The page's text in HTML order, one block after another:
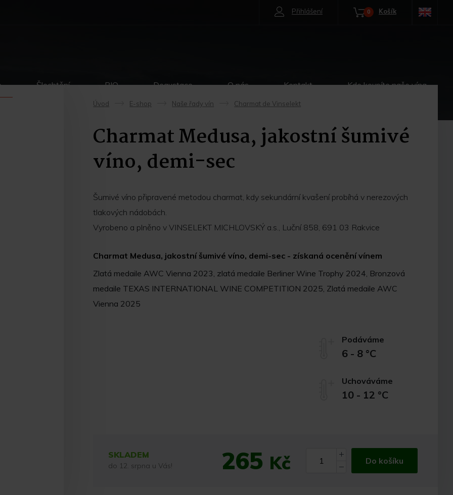
Košík
0
Přihlášení
Šlechtění BIO Degustace O nás Kontakt Kde koupíte naše vína
Úvod ->
E-shop ->
Naše řady vín ->
Charmat de Vinselekt
Charmat Medusa, jakostní šumivé
víno, demi-sec
Šumivé víno připravené metodou charmat, kdy sekundární kvašení probíhá v nerezových
tlakových nádobách.
Vyrobeno a plněno v VINSELEKT MICHLOVSKÝ a.s., Luční 858, 691 03 Rakvice
Charmat Medusa, jakostní šumivé víno, demi-sec - získaná ocenění vínem
Zlatá medaile AWC Vienna 2023, zlatá medaile Berliner Wine Trophy 2024, Bronzová
medaile TEXAS INTERNATIONAL WINE COMPETITION 2025, Zlatá medaile AWC
Vienna 2025
Podáváme
6 - 8 °C
Uchováváme
10 - 12 °C
SKLADEM
do 12. srpna u Vás! Do košíku
265 Kč